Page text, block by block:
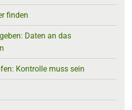
finden
Daten an das
Kontrolle muss sein